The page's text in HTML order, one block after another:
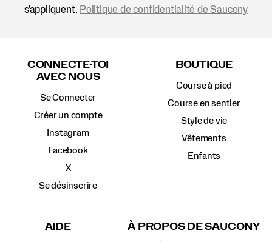
s'appliquent. Politique de confidentialité de Saucony
CONNECTE-TOI
AVEC NOUS
Se Connecter
Créer un compte
Instagram
Facebook
X
Se désinscrire
BOUTIQUE
Course à pied
Course en sentier
Style de vie
Vêtements
Enfants
AIDE À PROPOS DE SAUCONY